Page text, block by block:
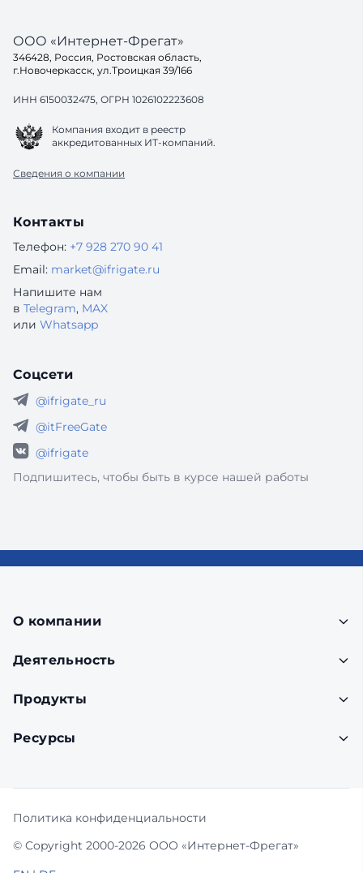
ООО «Интернет-Фрегат»
346428, Россия, Ростовская область,
г.Новочеркасск, ул.Троицкая 39/166
ИНН 6150032475, ОГРН 1026102223608
Компания входит в реестр
аккредитованных ИТ-компаний.
Сведения о компании
Контакты
Телефон: +7 928 270 90 41
Email: market@ifrigate.ru
Напишите нам
в Telegram, MAX
или Whatsapp
Соцсети
@ifrigate_ru
@itFreeGate
@ifrigate
Подпишитесь, чтобы быть в курсе нашей работы
О компании
Деятельность
Продукты
Ресурсы
© Copyright 2000-2026 ООО «Интернет-Фрегат»
Политика конфиденциальности